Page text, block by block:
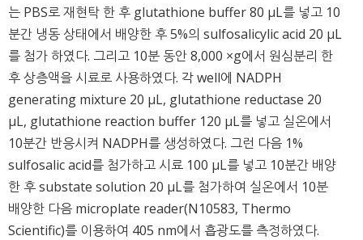
는 PBS로 재현탁 한 후 glutathione buffer 80 μL를 넣고 10
분간 냉동 상태에서 배양한 후 5%의 sulfosalicylic acid 20 μL
를 첨가 하였다. 그리고 10분 동안 8,000 ×g에서 원심분리 한
후 상층액을 시료로 사용하였다. 각 well에 NADPH
generating mixture 20 μL, glutathione reductase 20
μL, glutathione reaction buffer 120 μL를 넣고 실온에서
10분간 반응시켜 NADPH를 생성하였다. 그런 다음 1%
sulfosalic acid를 첨가하고 시료 100 μL를 넣고 10분간 배양
한 후 substate solution 20 μL를 첨가하여 실온에서 10분
배양한 다음 microplate reader(N10583, Thermo
Scientific)를 이용하여 405 nm에서 흡광도를 측정하였다.